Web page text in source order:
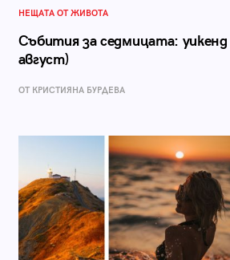
НЕЩАТА ОТ ЖИВОТА
Събития за седмицата:
август)
ОТ КРИСТИЯНА БУРДЕВА